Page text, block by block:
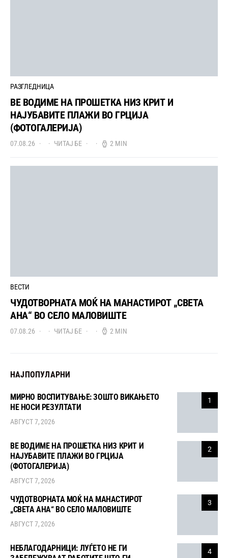
РАЗГЛЕДНИЦА
ВЕ ВОДИМЕ НА ПРОШЕТКА НИЗ КРИТ И
НАЈУБАВИТЕ ПЛАЖИ ВО ГРЦИЈА
(ФОТОГАЛЕРИЈА)
07.08.26 ЧИТАЈ БЕ 2 MIN
ВЕСТИ
ЧУДОТВОРНАТА МОЌ НА МАНАСТИРОТ „СВЕТА
АНА“ ВО СЕЛО МАЛОВИШТЕ
07.08.26 ЧИТАЈ БЕ 2 MIN
НАЈПОПУЛАРНИ
1
МИРНО ВОСПИТУВАЊЕ: ЗОШТО ВИКАЊЕТО
НЕ НОСИ РЕЗУЛТАТИ
АВГУСТ 7, 2026
2
ВЕ ВОДИМЕ НА ПРОШЕТКА НИЗ КРИТ И
НАЈУБАВИТЕ ПЛАЖИ ВО ГРЦИЈА
(ФОТОГАЛЕРИЈА)
АВГУСТ 7, 2026
3
ЧУДОТВОРНАТА МОЌ НА МАНАСТИРОТ
„СВЕТА АНА“ ВО СЕЛО МАЛОВИШТЕ
АВГУСТ 7, 2026
4
НЕБЛАГОДАРНИЦИ: ЛУЃЕТО НЕ ГИ